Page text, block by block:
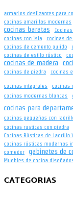
armarios deslizantes para
cocinas amarillas modernas
cocinas baratas
cocinas con isla
cocinas
cocinas de cemento pulido
cocinas de estilo rústico
cocinas de madera
cocinas de piedra
cocinas
cocinas integrales cocinas
cocinas modernas blancas
cocinas para
cocinas pequeñas con
cocinas rusticas con piedra
Cocinas Rústicas de Ladrillo
cocinas rústicas modernas
comedor gabinetes de
Muebles de cocina
CATEGORIAS